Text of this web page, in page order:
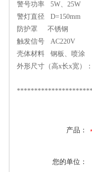
警号功率 5W、25W
警灯直径 D=150mm
防护罩 不锈钢
触发信号 AC220V
壳体材料 钢板、喷涂
外形尺寸（高x长x宽）
产品：
您的单位：